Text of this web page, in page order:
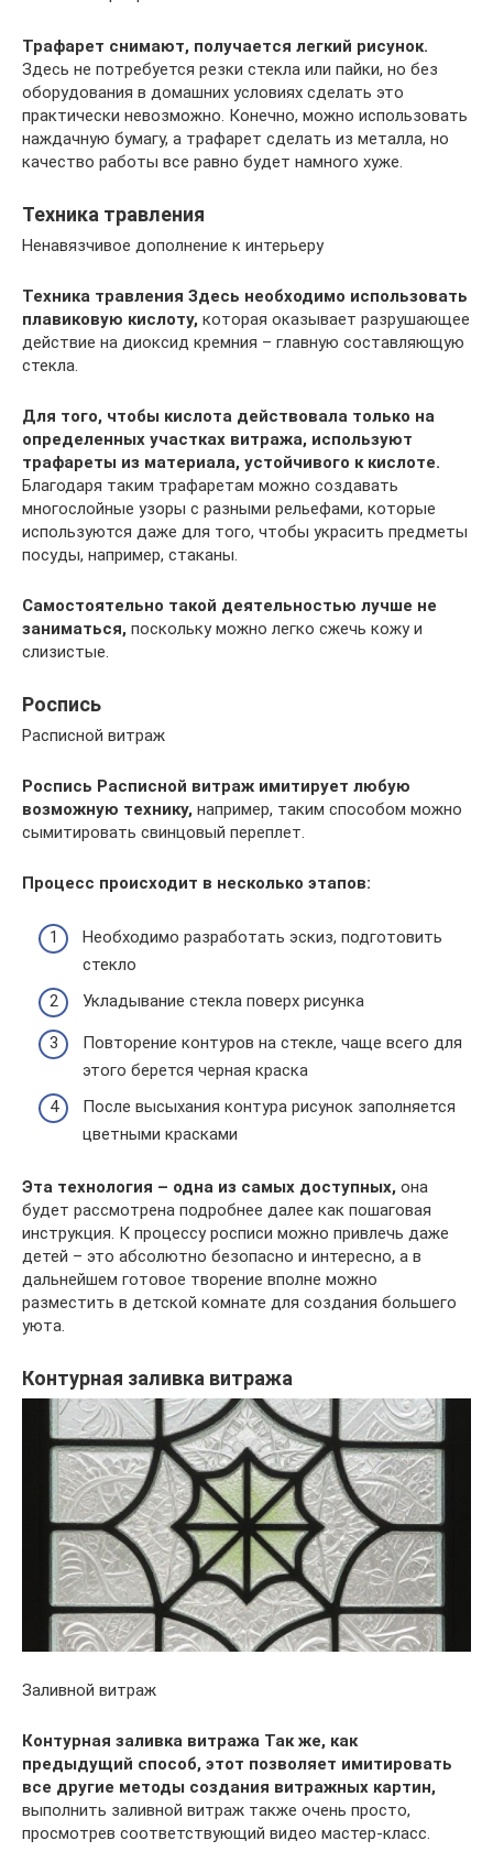
Трафарет снимают, получается легкий рисунок.
Здесь не потребуется резки стекла или пайки, но без
оборудования в домашних условиях сделать это
практически невозможно. Конечно, можно использовать
наждачную бумагу, а трафарет сделать из металла, но
качество работы все равно будет намного хуже.
Техника травления
Ненавязчивое дополнение к интерьеру
Техника травления Здесь необходимо использовать
плавиковую кислоту, которая оказывает разрушающее
действие на диоксид кремния – главную составляющую
стекла.
Для того, чтобы кислота действовала только на
определенных участках витража, используют
трафареты из материала, устойчивого к кислоте.
Благодаря таким трафаретам можно создавать
многослойные узоры с разными рельефами, которые
используются даже для того, чтобы украсить предметы
посуды, например, стаканы.
Самостоятельно такой деятельностью лучше не
заниматься, поскольку можно легко сжечь кожу и
слизистые.
Роспись
Расписной витраж
Роспись Расписной витраж имитирует любую
возможную технику, например, таким способом можно
сымитировать свинцовый переплет.
Процесс происходит в несколько этапов:
Необходимо разработать эскиз, подготовить
стекло
Укладывание стекла поверх рисунка
Повторение контуров на стекле, чаще всего для
этого берется черная краска
После высыхания контура рисунок заполняется
цветными красками
Эта технология – одна из самых доступных, она
будет рассмотрена подробнее далее как пошаговая
инструкция. К процессу росписи можно привлечь даже
детей – это абсолютно безопасно и интересно, а в
дальнейшем готовое творение вполне можно
разместить в детской комнате для создания большего
уюта.
Контурная заливка витража
Заливной витраж
Контурная заливка витража Так же, как
предыдущий способ, этот позволяет имитировать
все другие методы создания витражных картин,
выполнить заливной витраж также очень просто,
просмотрев соответствующий видео мастер-класс.